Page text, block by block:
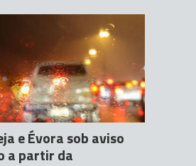
e Évora sob aviso
a partir da